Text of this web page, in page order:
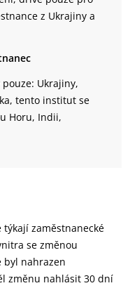
z Ukrajiny a
Ukrajiny,
tento institut se
Horu, Indii,
týkají zaměstnanecké
se změnou
byl nahrazen
změnu nahlásit 30 dní